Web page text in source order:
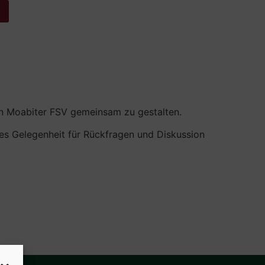
FSV gemeinsam zu gestalten.
Gelegenheit für Rückfragen und Diskussion